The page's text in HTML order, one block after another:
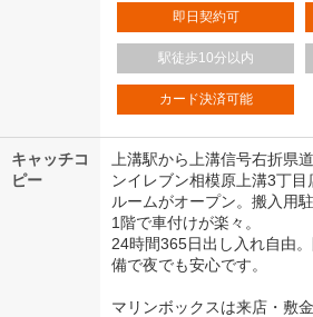
即日契約可
駅徒歩10分以内
カード決済可能
キャッチコ
ピー
上溝駅から上溝信号右折県
ンイレブン相模原上溝3丁
ルームがオープン。搬入用
1階で車付けが楽々。
24時間365日出し入れ自由
備で夜でも安心です。
マリンボックスは来店・敷